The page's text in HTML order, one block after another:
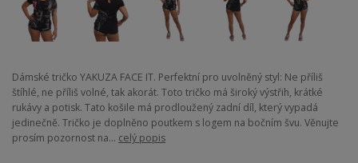
Dámské tričko YAKUZA FACE IT. Perfektní pro uvolněný styl: Ne příliš
štíhlé, ne příliš volné, tak akorát. Toto tričko má široký výstřih, krátké
rukávy a potisk. Tato košile má prodloužený zadní díl, který vypadá
jedinečně. Tričko je doplněno poutkem s logem na bočním švu. Věnujte
prosím pozornost na... celý popis